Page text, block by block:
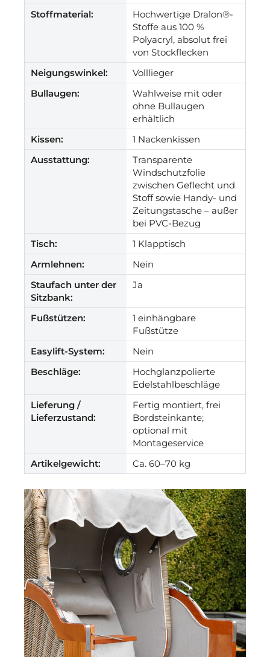
Stoffmaterial:
Hochwertige Dralon®-
Stoffe aus 100 %
Polyacryl, absolut frei
von Stockflecken
Neigungswinkel:
Volllieger
Bullaugen:
Wahlweise mit oder
ohne Bullaugen
erhältlich
Kissen:
1 Nackenkissen
Ausstattung:
Transparente
Windschutzfolie
zwischen Geflecht und
Stoff sowie Handy- und
Zeitungstasche – außer
bei PVC-Bezug
Tisch:
1 Klapptisch
Armlehnen:
Nein
Staufach unter der
Sitzbank:
Ja
Fußstützen:
1 einhängbare
Fußstütze
Easylift-System:
Nein
Beschläge:
Hochglanzpolierte
Edelstahlbeschläge
Lieferung /
Lieferzustand:
Fertig montiert, frei
Bordsteinkante;
optional mit
Montageservice
Artikelgewicht:
Ca. 60–70 kg